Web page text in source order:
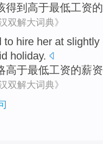
得到 高于最低工资
双解大词典》
to hire her at slightly
holiday.
高于最低工资的薪资
双解大词典》